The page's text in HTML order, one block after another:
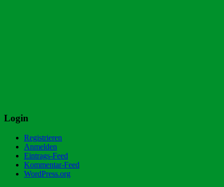
Login
Registrieren
Anmelden
Eintrags-Feed
Kommentar-Feed
WordPress.org